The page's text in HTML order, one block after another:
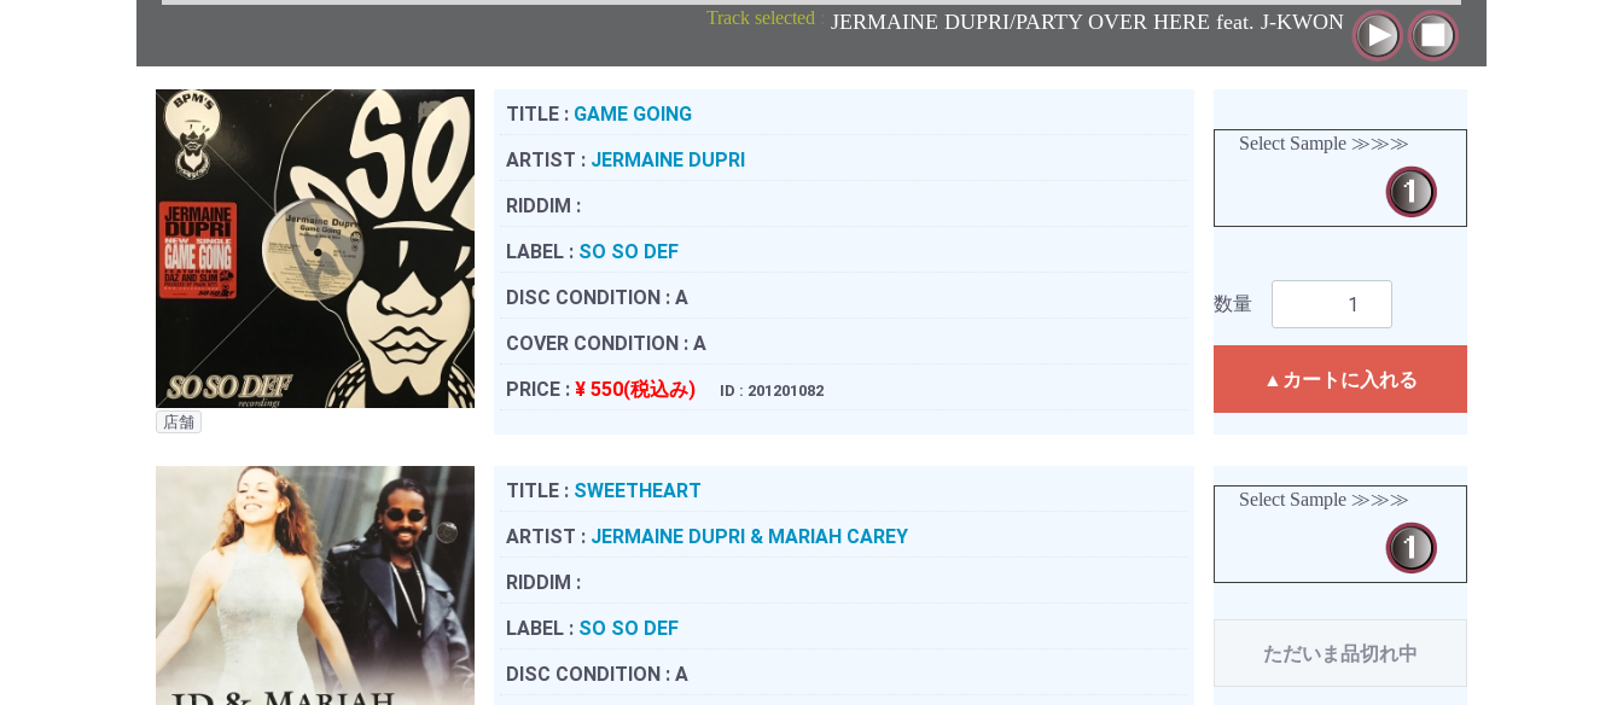
Track selected : JERMAINE DUPRI/PARTY OVER HERE feat. J-KWON
店舗
TITLE : GAME GOING
ARTIST : JERMAINE DUPRI
RIDDIM :
LABEL : SO SO DEF
DISC CONDITION : A
COVER CONDITION : A
PRICE : ¥ 550(税込み) ID : 201201082
Select Sample ≫≫≫
数量
▲カートに入れる
TITLE : SWEETHEART
ARTIST : JERMAINE DUPRI & MARIAH CAREY
RIDDIM :
LABEL : SO SO DEF
DISC CONDITION : A
Select Sample ≫≫≫
ただいま品切れ中